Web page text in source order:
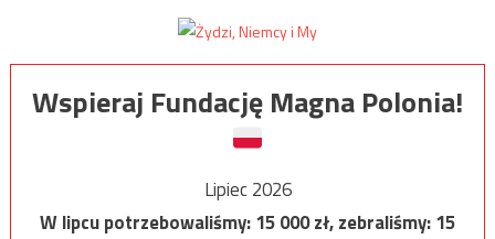
Wspieraj Fundację Magna Polonia!
Lipiec 2026
W lipcu potrzebowaliśmy:15 000zł, zebraliśmy:15